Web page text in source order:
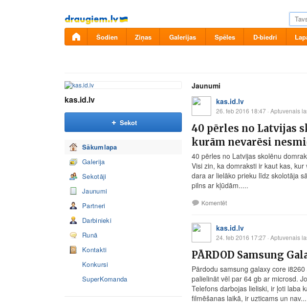
Pāriet
uz
saturu
Šodien Ziņas Galerijas Spēles D-biedri
kas.id.lv
Sekot
Sākumlapa
Galerija
Sekotāji
Jaunumi
Partneri
Darbinieki
Runā
Kontakti
Konkursi
SuperKomanda
Jaunumi
kas.id.lv
26. feb 2016 18:47 · Aptuvenais
40 pērles no Latvijas
kurām nevarēsi
40 pērles no Latvijas skolēnu
Visi zin, ka domraksti ir kaut kas,
dara ar lielāko prieku līdz skolotāja
pilns ar kļūdām.....
Komentēt
kas.id.lv
24. feb 2016 17:27 · Aptuvenais
PĀRDOD Samsung
Pārdodu samsung galaxy core
palielināt vēl par 64 gb ar microsd.
Telefons darbojas lieliski, ir ļoti laba
filmēšanas laikā, ir uzticams un nav...